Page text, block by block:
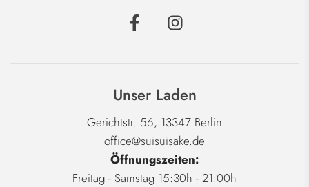
Unser Laden
Gerichtstr. 56, 13347 Berlin
office@suisuisake.de
Öffnungszeiten:
Freitag - Samstag 15:30h - 21:00h